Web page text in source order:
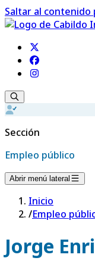
Saltar al contenido
Sección
Empleo público
Abrir menú lateral
Inicio
/Empleo
Jorge